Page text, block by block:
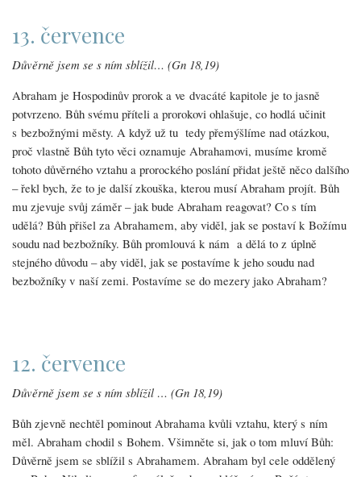
13. července
Důvěrně jsem se s ním sblížil… (Gn 18,19)
Abraham je Hospodinův prorok a ve dvacáté kapitole je to jasně
potvrzeno. Bůh svému příteli a prorokovi ohlašuje, co hodlá učinit
s bezbožnými městy. A když už tu tedy přemýšlíme nad otázkou,
proč vlastně Bůh tyto věci oznamuje Abrahamovi, musíme kromě
tohoto důvěrného vztahu a prorockého poslání přidat ještě něco dalšího
– řekl bych, že to je další zkouška, kterou musí Abraham projít. Bůh
mu zjevuje svůj záměr – jak bude Abraham reagovat? Co s tím
udělá? Bůh přišel za Abrahamem, aby viděl, jak se postaví k Božímu
soudu nad bezbožníky. Bůh promlouvá k nám a dělá to z úplně
stejného důvodu – aby viděl, jak se postavíme k jeho soudu nad
bezbožníky v naší zemi. Postavíme se do mezery jako Abraham?
12. července
Důvěrně jsem se s ním sblížil … (Gn 18,19)
Bůh zjevně nechtěl pominout Abrahama kvůli vztahu, který s ním
měl. Abraham chodil s Bohem. Všimněte si, jak o tom mluví Bůh:
Důvěrně jsem se sblížil s Abrahamem. Abraham byl cele oddělený